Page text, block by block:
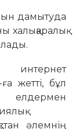
дамытуда
халықаралық
интернет
жетті, бұл
әлемнің